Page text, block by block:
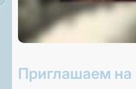
Приглашаем на